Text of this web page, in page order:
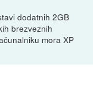
dodatnih 2GB
brezveznih
mora XP